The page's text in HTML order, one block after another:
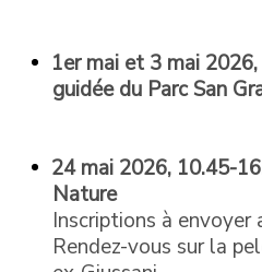
1er mai et 3 mai 2026,
guidée du Parc San
24 mai 2026, 10.45-
Nature
Inscriptions à envoyer
Rendez-vous sur la